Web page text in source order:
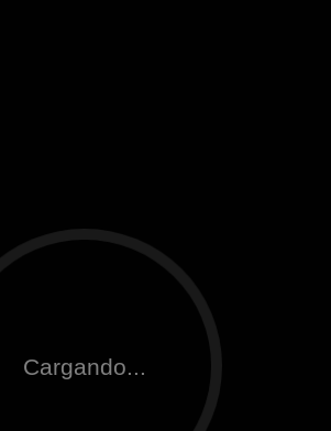
Cargando...